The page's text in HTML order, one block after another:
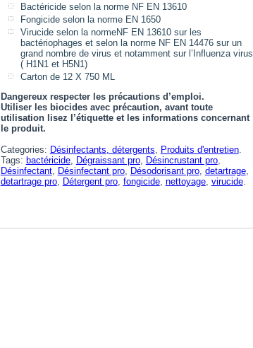
Bactéricide selon la norme NF EN 13610
Fongicide selon la norme EN 1650
Virucide selon la normeNF EN 13610 sur les
bactériophages et selon la norme NF EN 14476 sur un
grand nombre de virus et notamment sur l’Influenza virus
( H1N1 et H5N1)
Carton de 12 X 750 ML
Dangereux respecter les précautions d’emploi.
Utiliser les biocides avec précaution, avant toute
utilisation lisez l’étiquette et les informations concernant
le produit.
Categories: Désinfectants, détergents, Produits d'entretien.
Tags: bactéricide, Dégraissant pro, Désincrustant pro,
Désinfectant, Désinfectant pro, Désodorisant pro, detartrage,
detartrage pro, Détergent pro, fongicide, nettoyage, virucide.